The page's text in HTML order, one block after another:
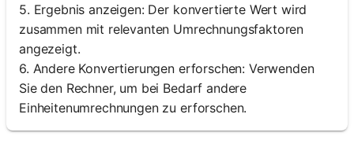
5. Ergebnis anzeigen: Der konvertierte Wert wird
zusammen mit relevanten Umrechnungsfaktoren
angezeigt.
6. Andere Konvertierungen erforschen: Verwenden
Sie den Rechner, um bei Bedarf andere
Einheitenumrechnungen zu erforschen.